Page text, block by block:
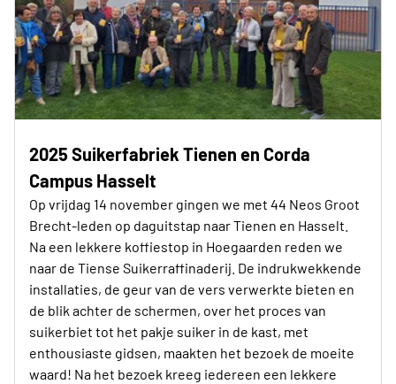
2025 Suikerfabriek Tienen en Corda
Campus Hasselt
Op vrijdag 14 november gingen we met 44 Neos Groot
Brecht-leden op daguitstap naar Tienen en Hasselt.
Na een lekkere koffiestop in Hoegaarden reden we
naar de Tiense Suikerraffinaderij. De indrukwekkende
installaties, de geur van de vers verwerkte bieten en
de blik achter de schermen, over het proces van
suikerbiet tot het pakje suiker in de kast, met
enthousiaste gidsen, maakten het bezoek de moeite
waard! Na het bezoek kreeg iedereen een lekkere